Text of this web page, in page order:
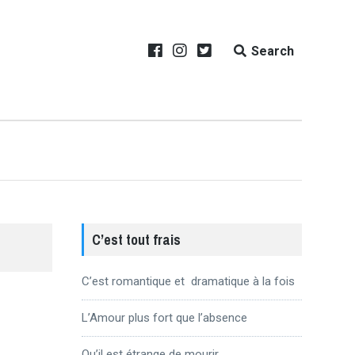
Search
C’est tout frais
C’est romantique et dramatique à la fois
L’Amour plus fort que l’absence